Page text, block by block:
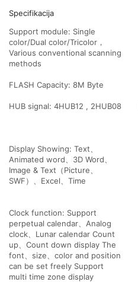
Specifikacija
Support module: Single
color/Dual color/Tricolor，
Various conventional scanning
methods
FLASH Capacity: 8M Byte
HUB signal: 4HUB12 , 2HUB08
Display Showing: Text、
Animated word、3D Word、
Image & Text（Picture、
SWF）、Excel、Time
Clock function: Support
perpetual calendar、Analog
clock、Lunar calendar Count
up、Count down display The
font、size、color and position
can be set freely Support
multi time zone display